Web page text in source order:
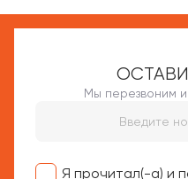
Мы перезвоним
Я прочитал(-а) и